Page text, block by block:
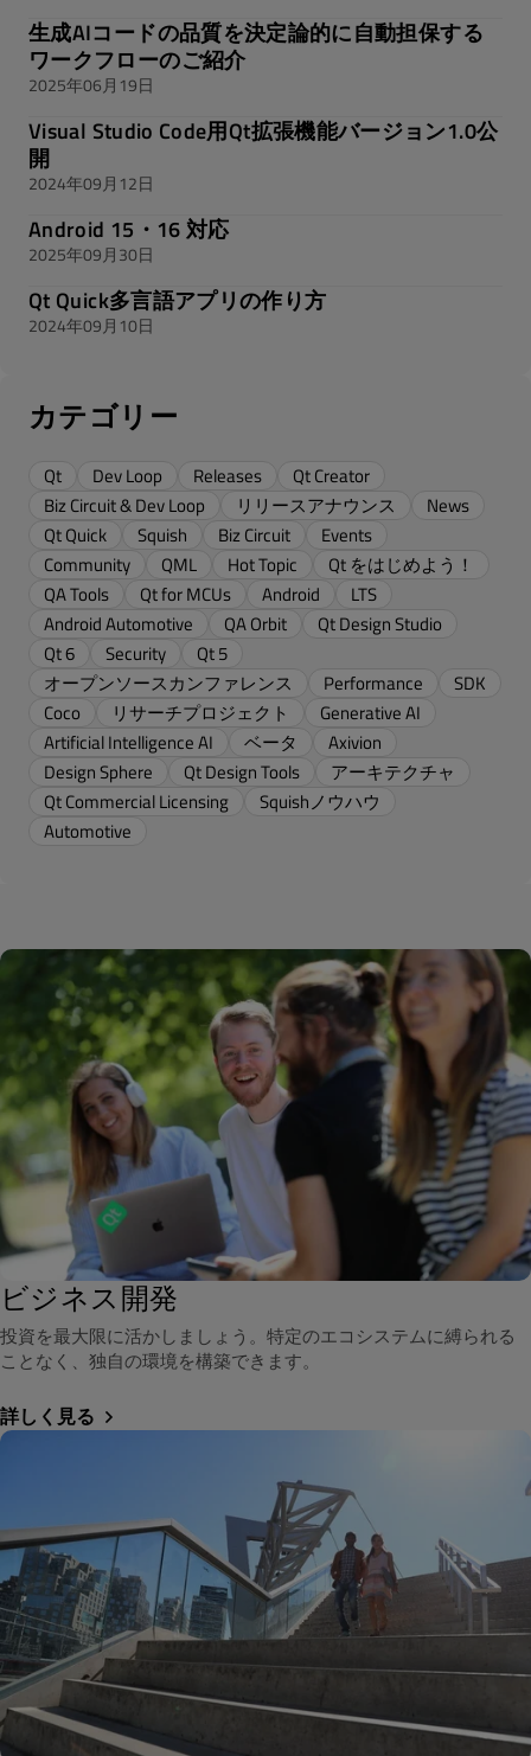
生成AIコードの品質を決定論的に自動担保する
ワークフローのご紹介
2025年06月19日
Visual Studio Code用Qt拡張機能バージョン1.0公
開
2024年09月12日
Android 15・16 対応
2025年09月30日
Qt Quick多言語アプリの作り方
2024年09月10日
カテゴリー
Qt Dev Loop Releases
Qt Creator
Biz Circuit & Dev Loop
リリースアナウンス
News
Qt Quick
Squish Biz Circuit
Events
Community
QML Hot Topic
Qt をはじめよう！
QA Tools
Qt for MCUs Android
LTS
Android Automotive
QA Orbit
Qt Design Studio
Qt 6
Security
Qt 5
オープンソースカンファレンス
Performance
SDK
Coco
リサーチプロジェクト
Generative AI
Artificial Intelligence AI
ベータ
Axivion
Design Sphere
Qt Design Tools
アーキテクチャ
Qt Commercial Licensing
Squishノウハウ
Automotive
ビジネス開発
投資を最大限に活かしましょう。特定のエコシステムに縛られる
ことなく、独自の環境を構築できます。
詳しく見る